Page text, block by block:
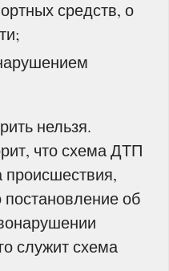
средств, о
нельзя.
что схема ДТП
происшествия,
об
служит схема